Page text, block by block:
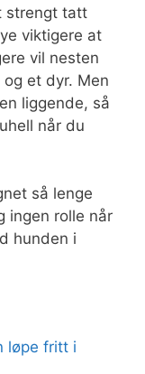
strengt tatt
viktigere at
vil nesten
et dyr. Men
liggende, så
når du
så lenge
ingen rolle når
hunden i
løpe fritt i